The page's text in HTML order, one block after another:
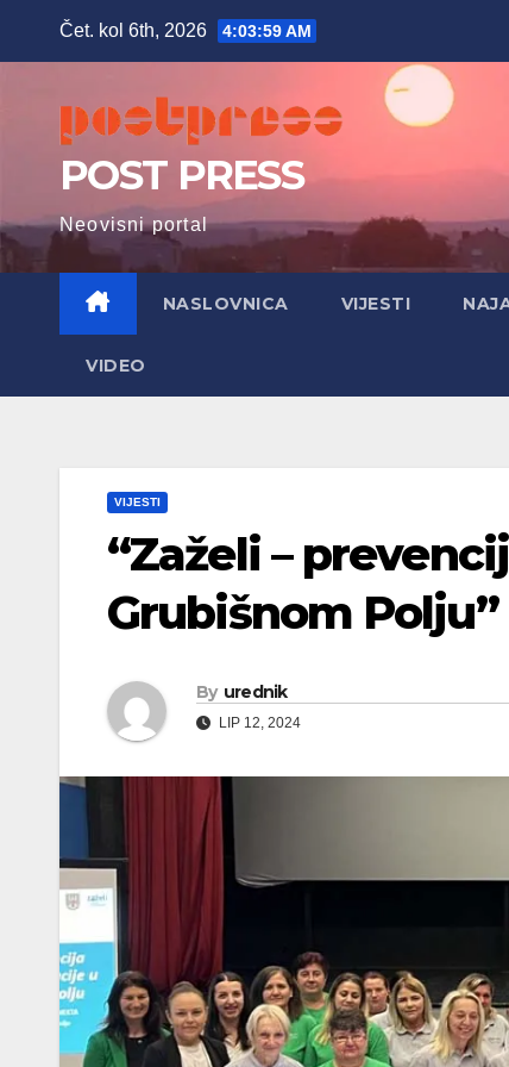
Čet. kol 6th, 2026 4:04:01 AM
POST PRESS
Neovisni portal
NASLOVNICA VIJESTI
VIDEO
VIJESTI
“Zaželi –
Grubišnom Polju”
By urednik
LIP 12, 2024